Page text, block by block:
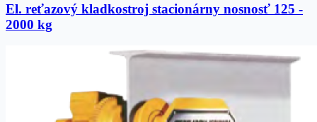
El. reťazový kladkostroj stacionárny nosnosť 125 -
2000 kg